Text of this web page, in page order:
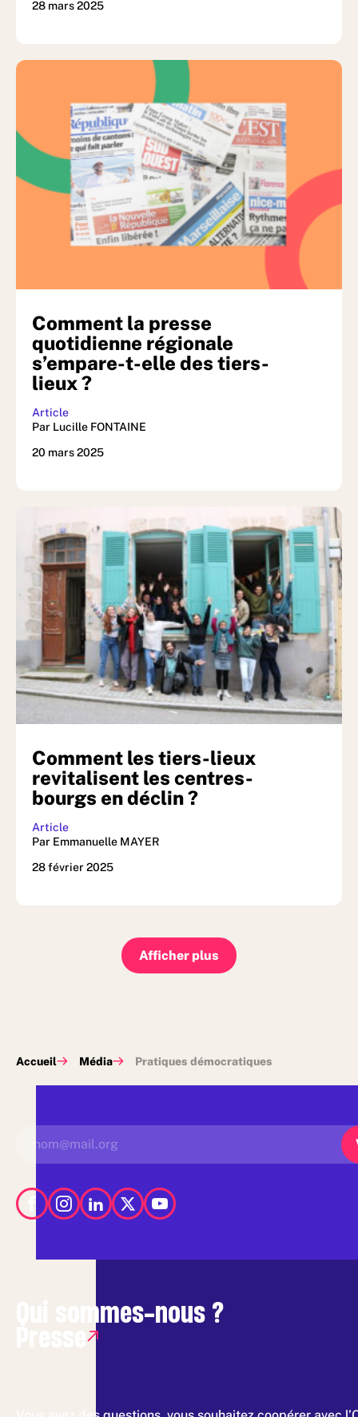
28 mars 2025
Comment la presse
quotidienne régionale
s’empare-t-elle des tiers-
lieux ?
Article
Par Lucille FONTAINE
20 mars 2025
Comment les tiers-lieux
revitalisent les centres-
bourgs en déclin ?
Article
Par Emmanuelle MAYER
28 février 2025
Afficher plus
Accueil Média Pratiques démocratiques
Qui sommes-nous ?